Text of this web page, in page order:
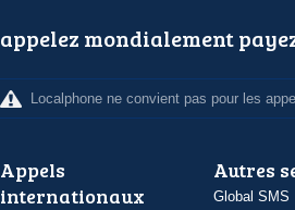
appelez mondialement
Localphone ne convient pas pour les
Appels
internationaux
Autres
Global SMS